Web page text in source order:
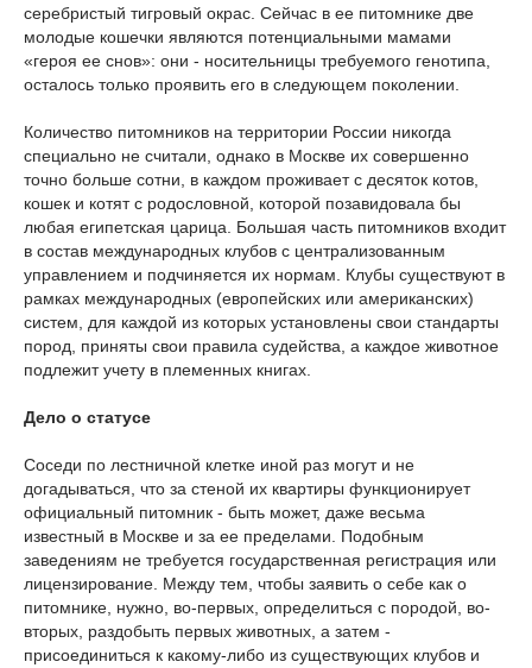
серебристый тигровый окрас. Сейчас в ее питомнике две
молодые кошечки являются потенциальными мамами
«героя ее снов»: они - носительницы требуемого генотипа,
осталось только проявить его в следующем поколении.
Количество питомников на территории России никогда
специально не считали, однако в Москве их совершенно
точно больше сотни, в каждом проживает с десяток котов,
кошек и котят с родословной, которой позавидовала бы
любая египетская царица. Большая часть питомников входит
в состав международных клубов с централизованным
управлением и подчиняется их нормам. Клубы существуют в
рамках международных (европейских или американских)
систем, для каждой из которых установлены свои стандарты
пород, приняты свои правила судейства, а каждое животное
подлежит учету в племенных книгах.
Дело о статусе
Соседи по лестничной клетке иной раз могут и не
догадываться, что за стеной их квартиры функционирует
официальный питомник - быть может, даже весьма
известный в Москве и за ее пределами. Подобным
заведениям не требуется государственная регистрация или
лицензирование. Между тем, чтобы заявить о себе как о
питомнике, нужно, во-первых, определиться с породой, во-
вторых, раздобыть первых животных, а затем -
присоединиться к какому-либо из существующих клубов и